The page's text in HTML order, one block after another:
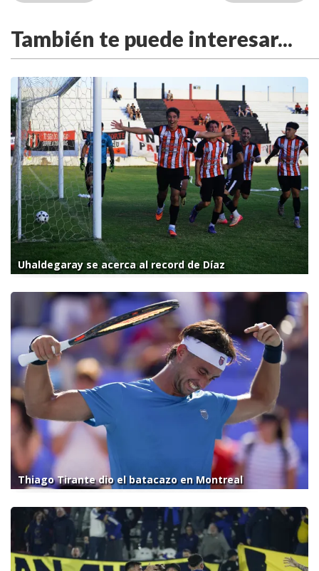
También te puede interesar...
Uhaldegaray se acerca al record de Díaz
Thiago Tirante dio el batacazo en Montreal